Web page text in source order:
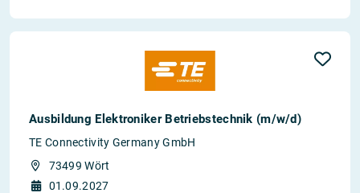
Ausbildung Elektroniker Betriebstechnik (m/w/d)
TE Connectivity Germany GmbH
73499 Wört
01.09.2027